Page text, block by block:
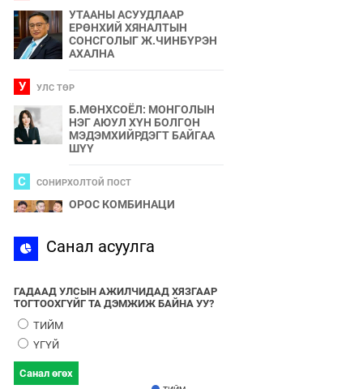
УТААНЫ АСУУДЛААР
ЕРӨНХИЙ ХЯНАЛТЫН
СОНСГОЛЫГ Ж.ЧИНБҮРЭН
АХАЛНА
У УЛС ТӨР
Б.МӨНХСОЁЛ: МОНГОЛЫН
НЭГ АЮУЛ ХҮН БОЛГОН
МЭДЭМХИЙРДЭГТ БАЙГАА
ШҮҮ
С СОНИРХОЛТОЙ ПОСТ
ОРОС КОМБИНАЦИ
С СПОРТ
У
БҮЛЭГЛЭЛҮҮДИЙН
ХАМТЫН БҮТЭЭЛ ЮМ
Санал асуулга
ГАДААД УЛСЫН АЖИЛЧИДАД ХЯЗГААР
ТОГТООХГҮЙГ ТА ДЭМЖИЖ БАЙНА УУ?
ТИЙМ
ҮГҮЙ
Санал өгөх